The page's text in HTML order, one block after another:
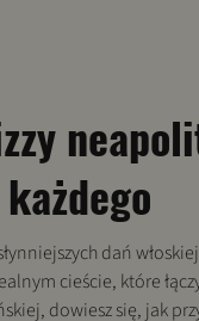
dań
cieście, które
dowiesz się, jak